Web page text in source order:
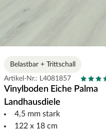
Belastbar + Trittschall
Artikel-Nr.: L4081857
Vinylboden Eiche Palma
Landhausdiele
4,5 mm stark
122 x 18 cm